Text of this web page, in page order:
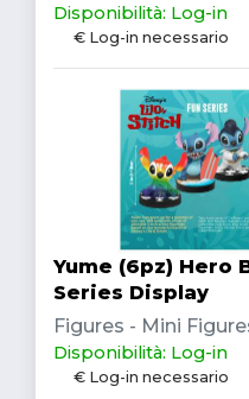
Disponibilità: Log-in
€ Log-in necessario
Yume (6pz) Hero
Series Display
Figures - Mini
Disponibilità: Log-in
€ Log-in necessario